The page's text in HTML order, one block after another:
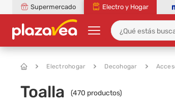
Supermercado Electro y Hogar
Electrohogar Decohogar
Toalla (470 productos)